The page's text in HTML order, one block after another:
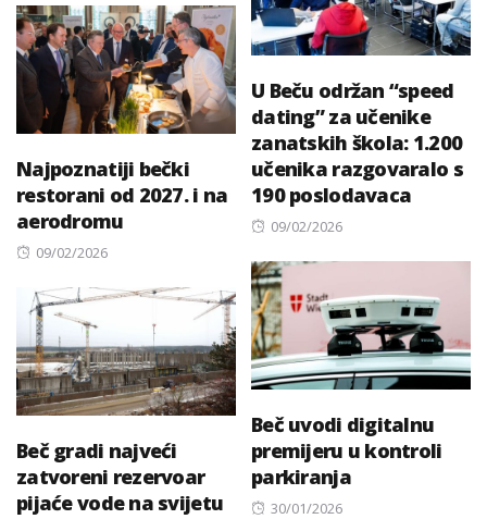
U Beču održan “speed
dating” za učenike
zanatskih škola: 1.200
učenika razgovaralo s
190 poslodavaca
Posted
09/02/2026
Najpoznatiji bečki
restorani od 2027. i na
aerodromu
Posted
09/02/2026
Beč uvodi digitalnu
premijeru u kontroli
parkiranja
Posted
30/01/2026
Beč gradi najveći
zatvoreni rezervoar
pijaće vode na svijetu